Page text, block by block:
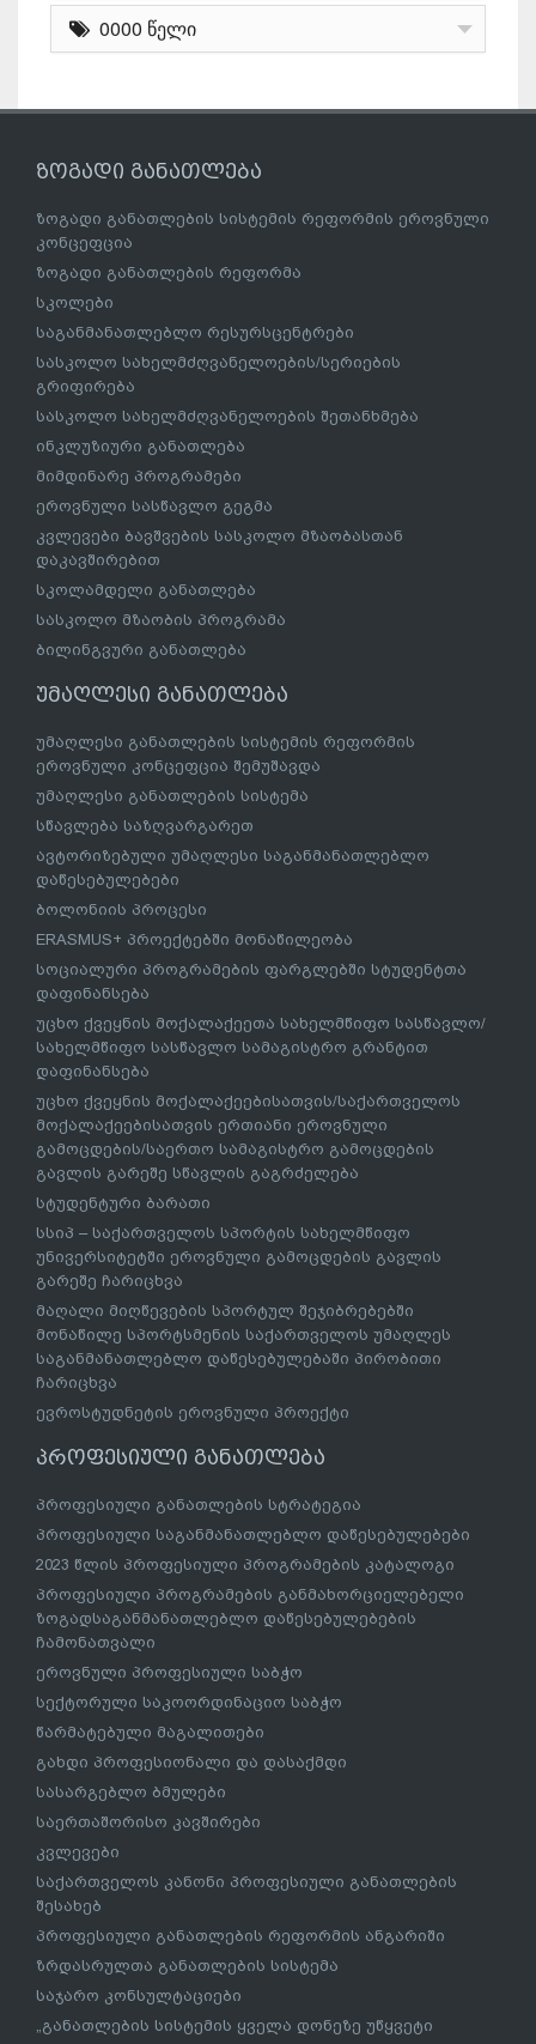
0000 წელი
ზოგადი განათლება
ზოგადი განათლების სისტემის რეფორმის ეროვნული
კონცეფცია
ზოგადი განათლების რეფორმა
სკოლები
საგანმანათლებლო რესურსცენტრები
სასკოლო სახელმძღვანელოების/სერიების
გრიფირება
სასკოლო სახელმძღვანელოების შეთანხმება
ინკლუზიური განათლება
მიმდინარე პროგრამები
ეროვნული სასწავლო გეგმა
კვლევები ბავშვების სასკოლო მზაობასთან
დაკავშირებით
სკოლამდელი განათლება
სასკოლო მზაობის პროგრამა
ბილინგვური განათლება
უმაღლესი განათლება
უმაღლესი განათლების სისტემის რეფორმის
ეროვნული კონცეფცია შემუშავდა
უმაღლესი განათლების სისტემა
სწავლება საზღვარგარეთ
ავტორიზებული უმაღლესი საგანმანათლებლო
დაწესებულებები
ბოლონიის პროცესი
ERASMUS+ პროექტებში მონაწილეობა
სოციალური პროგრამების ფარგლებში სტუდენტთა
დაფინანსება
უცხო ქვეყნის მოქალაქეეთა სახელმწიფო სასწავლო/
სახელმწიფო სასწავლო სამაგისტრო გრანტით
დაფინანსება
უცხო ქვეყნის მოქალაქეებისათვის/საქართველოს
მოქალაქეებისათვის ერთიანი ეროვნული
გამოცდების/საერთო სამაგისტრო გამოცდების
გავლის გარეშე სწავლის გაგრძელება
სტუდენტური ბარათი
სსიპ – საქართველოს სპორტის სახელმწიფო
უნივერსიტეტში ეროვნული გამოცდების გავლის
გარეშე ჩარიცხვა
მაღალი მიღწევების სპორტულ შეჯიბრებებში
მონაწილე სპორტსმენის საქართველოს უმაღლეს
საგანმანათლებლო დაწესებულებაში პირობითი
ჩარიცხვა
ევროსტუდნეტის ეროვნული პროექტი
პროფესიული განათლება
პროფესიული განათლების სტრატეგია
პროფესიული საგანმანათლებლო დაწესებულებები
2023 წლის პროფესიული პროგრამების კატალოგი
პროფესიული პროგრამების განმახორციელებელი
ზოგადსაგანმანათლებლო დაწესებულებების
ჩამონათვალი
ეროვნული პროფესიული საბჭო
სექტორული საკოორდინაციო საბჭო
წარმატებული მაგალითები
გახდი პროფესიონალი და დასაქმდი
სასარგებლო ბმულები
საერთაშორისო კავშირები
კვლევები
საქართველოს კანონი პროფესიული განათლების
შესახებ
პროფესიული განათლების რეფორმის ანგარიში
ზრდასრულთა განათლების სისტემა
საჯარო კონსულტაციები
„განათლების სისტემის ყველა დონეზე უწყვეტი